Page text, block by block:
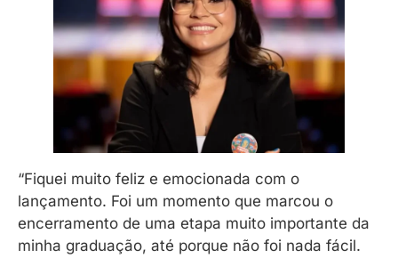
“Fiquei muito feliz e emocionada com o
lançamento. Foi um momento que marcou o
encerramento de uma etapa muito importante da
minha graduação, até porque não foi nada fácil.